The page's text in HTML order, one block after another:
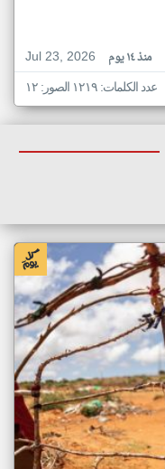
Jul 23, 2026
منذ ١٤ يوم
عدد الكلمات: ١٢١٩ الصور: ١٢